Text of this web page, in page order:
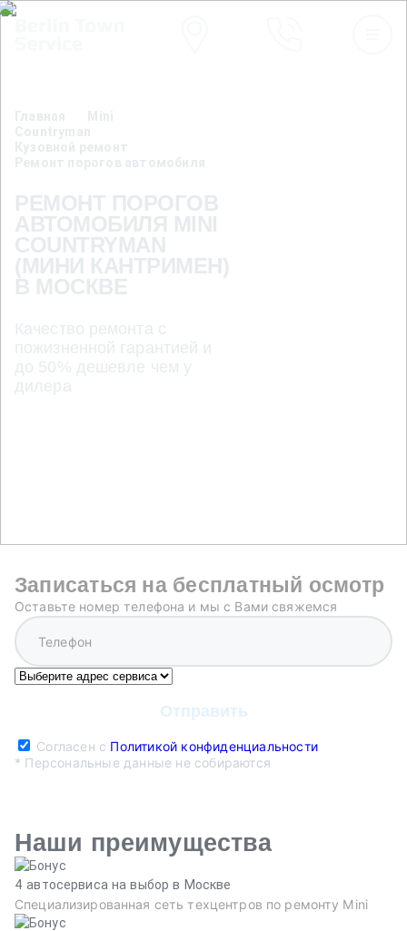
Главная
Mini
Countryman
Кузовной ремонт
Ремонт порогов автомобиля
РЕМОНТ ПОРОГОВ
АВТОМОБИЛЯ MINI
COUNTRYMAN
(МИНИ КАНТРИМЕН)
В МОСКВЕ
Качество ремонта с
пожизненной гарантией и
до 50% дешевле чем у
дилера
Записаться на бесплатный осмотр
Оставьте номер телефона и мы с Вами свяжемся
Согласен с Политикой конфиденциальности
* Персональные данные не собираются
Наши преимущества
4 автосервиса на выбор в Москве
Специализированная сеть техцентров по ремонту Mini